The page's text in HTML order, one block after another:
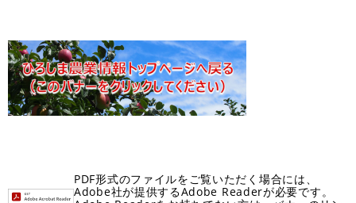
PDF形式のファイルをご覧いただく場合には、
Adobe社が提供するAdobe Readerが必要です。